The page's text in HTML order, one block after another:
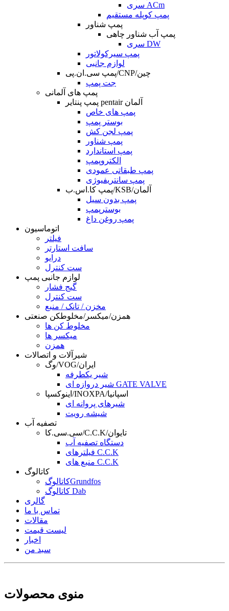
سری ACm
پمپ کوپله مستقیم
پمپ شناور
پمپ آب شناور چاهی
سری DW
پمپ سیرکولاتور
لوازم جانبی
پمپ سی.ان.پی/CNP/چین
جت پمپ
پمپ های آلمانی
پمپ پنتایر pentair آلمان
پمپ های خاص
بوستر پمپ
پمپ لجن کش
پمپ شناور
پمپ استاندارد
الکتروپمپ
پمپ طبقاتی عمودی
پمپ سانتریفیوژی
پمپ کا.اس.ب/KSB/آلمان
پمپ بدون سیل
بوسترپمپ
پمپ روغن داغ
اتوماسیون
فیلتر
سافت استارتر
درایو
ست کنترل
لوازم جانبی پمپ
گیج فشار
ست کنترل
مخزن / تانک / منبع
همزن/میکسر/مخلوطکن صنعتی
مخلوط کن ها
میکسر ها
همزن
شیرآلات و اتصالات
وگ/VOG/ایران
شیر یکطرفه
شیر دروازه ای GATE VALVE
اینوکسپا/INOXPA/اسپانیا
شیرهای پروانه ای
شیشه رویت
تصفیه آب
سی.سی.کا/C.C.K/تایوان
دستگاه تصفیه آب
فیلترهای C.C.K
منبع های C.C.K
کاتالوگ
کاتالوگGrundfos
کاتالوگ Dab
گالری
تماس با ما
مقالات
لیست قیمت
اخبار
سبد من
منوی محصولات